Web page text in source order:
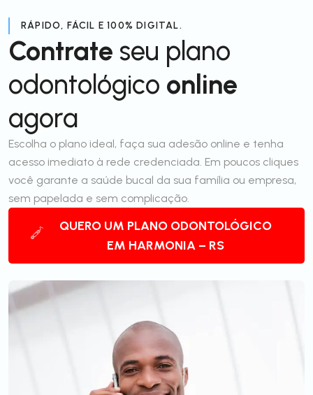
RÁPIDO, FÁCIL E 100% DIGITAL.
Contrate seu plano
odontológico online
agora
Escolha o plano ideal, faça sua adesão online e tenha
acesso imediato à rede credenciada. Em poucos cliques
você garante a saúde bucal da sua família ou empresa,
sem papelada e sem complicação.
QUERO UM PLANO ODONTOLÓGICO
EM HARMONIA – RS